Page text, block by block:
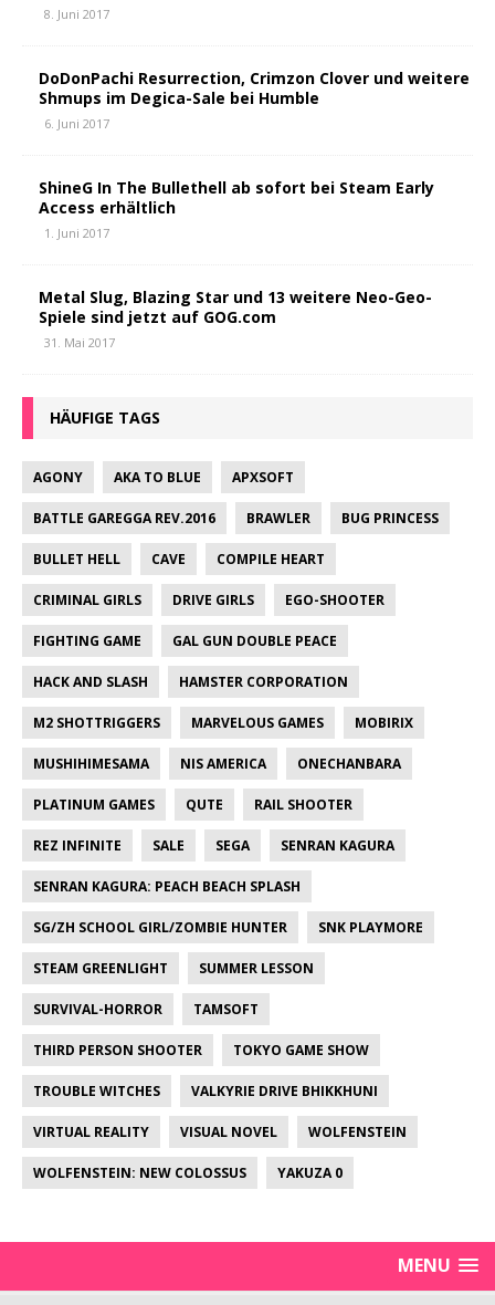
8. Juni 2017
DoDonPachi Resurrection, Crimzon Clover und weitere
Shmups im Degica-Sale bei Humble
6. Juni 2017
ShineG In The Bullethell ab sofort bei Steam Early
Access erhältlich
1. Juni 2017
Metal Slug, Blazing Star und 13 weitere Neo-Geo-
Spiele sind jetzt auf GOG.com
31. Mai 2017
HÄUFIGE TAGS
AGONY AKA TO BLUE APXSOFT
BATTLE GAREGGA REV.2016 BRAWLER BUG PRINCESS
BULLET HELL CAVE COMPILE HEART
CRIMINAL GIRLS DRIVE GIRLS EGO-SHOOTER
FIGHTING GAME GAL GUN DOUBLE PEACE
HACK AND SLASH HAMSTER CORPORATION
M2 SHOTTRIGGERS MARVELOUS GAMES MOBIRIX
MUSHIHIMESAMA NIS AMERICA ONECHANBARA
PLATINUM GAMES QUTE RAIL SHOOTER
REZ INFINITE SALE SEGA SENRAN KAGURA
SENRAN KAGURA: PEACH BEACH SPLASH
SG/ZH SCHOOL GIRL/ZOMBIE HUNTER SNK PLAYMORE
STEAM GREENLIGHT SUMMER LESSON
SURVIVAL-HORROR TAMSOFT
THIRD PERSON SHOOTER TOKYO GAME SHOW
TROUBLE WITCHES VALKYRIE DRIVE BHIKKHUNI
VIRTUAL REALITY VISUAL NOVEL WOLFENSTEIN
WOLFENSTEIN: NEW COLOSSUS YAKUZA 0
MENU